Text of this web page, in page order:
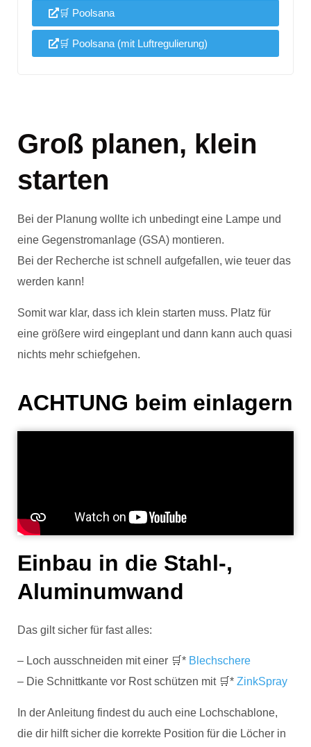
🛒 Poolsana
🛒 Poolsana (mit Luftregulierung)
Groß planen, klein
starten
Bei der Planung wollte ich unbedingt eine Lampe und
eine Gegenstromanlage (GSA) montieren.
Bei der Recherche ist schnell aufgefallen, wie teuer das
werden kann!
Somit war klar, dass ich klein starten muss. Platz für
eine größere wird eingeplant und dann kann auch quasi
nichts mehr schiefgehen.
ACHTUNG beim einlagern
Einbau in die Stahl-,
Aluminumwand
Das gilt sicher für fast alles:
– Loch ausschneiden mit einer 🛒* Blechschere
– Die Schnittkante vor Rost schützen mit 🛒* ZinkSpray
In der Anleitung findest du auch eine Lochschablone,
die dir hilft sicher die korrekte Position für die Löcher in